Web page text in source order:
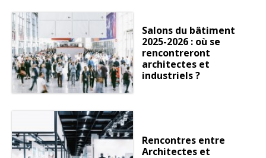
Salons du bâtiment
2025-2026 : où se
rencontreront
architectes et
industriels ?
Rencontres entre
Architectes et